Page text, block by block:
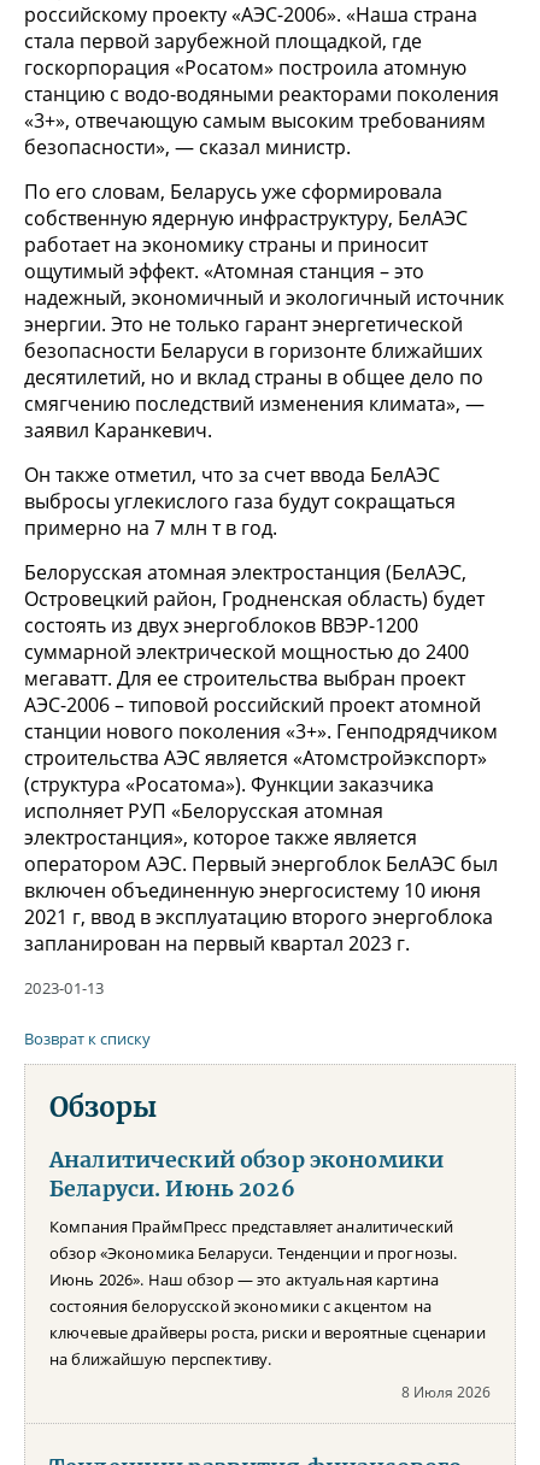
российскому проекту «АЭС-2006». «Наша страна
стала первой зарубежной площадкой, где
госкорпорация «Росатом» построила атомную
станцию с водо-водяными реакторами поколения
«3+», отвечающую самым высоким требованиям
безопасности», — сказал министр.
По его словам, Беларусь уже сформировала
собственную ядерную инфраструктуру, БелАЭС
работает на экономику страны и приносит
ощутимый эффект. «Атомная станция – это
надежный, экономичный и экологичный источник
энергии. Это не только гарант энергетической
безопасности Беларуси в горизонте ближайших
десятилетий, но и вклад страны в общее дело по
смягчению последствий изменения климата», —
заявил Каранкевич.
Он также отметил, что за счет ввода БелАЭС
выбросы углекислого газа будут сокращаться
примерно на 7 млн т в год.
Белорусская атомная электростанция (БелАЭС,
Островецкий район, Гродненская область) будет
состоять из двух энергоблоков ВВЭР-1200
суммарной электрической мощностью до 2400
мегаватт. Для ее строительства выбран проект
АЭС-2006 – типовой российский проект атомной
станции нового поколения «3+». Генподрядчиком
строительства АЭС является «Атомстройэкспорт»
(структура «Росатома»). Функции заказчика
исполняет РУП «Белорусская атомная
электростанция», которое также является
оператором АЭС. Первый энергоблок БелАЭС был
включен объединенную энергосистему 10 июня
2021 г, ввод в эксплуатацию второго энергоблока
запланирован на первый квартал 2023 г.
2023-01-13
Возврат к списку
Обзоры
Аналитический обзор экономики
Беларуси. Июнь 2026
Компания ПраймПресс представляет аналитический
обзор «Экономика Беларуси. Тенденции и прогнозы.
Июнь 2026». Наш обзор — это актуальная картина
состояния белорусской экономики с акцентом на
ключевые драйверы роста, риски и вероятные сценарии
на ближайшую перспективу.
8 Июля 2026